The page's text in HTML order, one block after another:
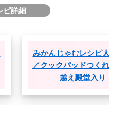
ピ詳細
みかんじゃむレシピ人気１
／クックパッドつくれぽ
越え殿堂入り